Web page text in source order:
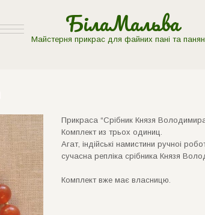
БілаМальва
Майстерня прикрас для файних пані та
Прикраса “Срiбник Князя
Комплект из трьох одиниц.
Агат, iндiйськi намистини ручноi
сучасна реплiка срiбника Князя
Комплект вже має власницю.